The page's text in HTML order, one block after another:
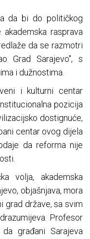
da bi do političkog
rasprava
da se razmotri
Grad Sarajevo", s
i dužnostima.
i kulturni centar
pozicija
dostignuće,
centar ovog dijela
da reforma nije
volja, akademska
objašnjava, mora
grad države, sa svim
Profesor
građani Sarajeva